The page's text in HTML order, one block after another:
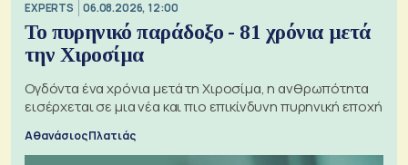
EXPERTS 06.08.2026, 12:00
Το πυρηνικό παράδοξο - 81 χρόνια μετά
την Χιροσίμα
Ογδόντα ένα χρόνια μετά τη Χιροσίμα, η ανθρωπότητα
εισέρχεται σε μια νέα και πιο επικίνδυνη πυρηνική εποχή
Αθανάσιος Πλατιάς